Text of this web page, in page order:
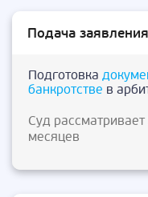
Подача заявления
Подготовка
банкротстве в
Суд
месяцев